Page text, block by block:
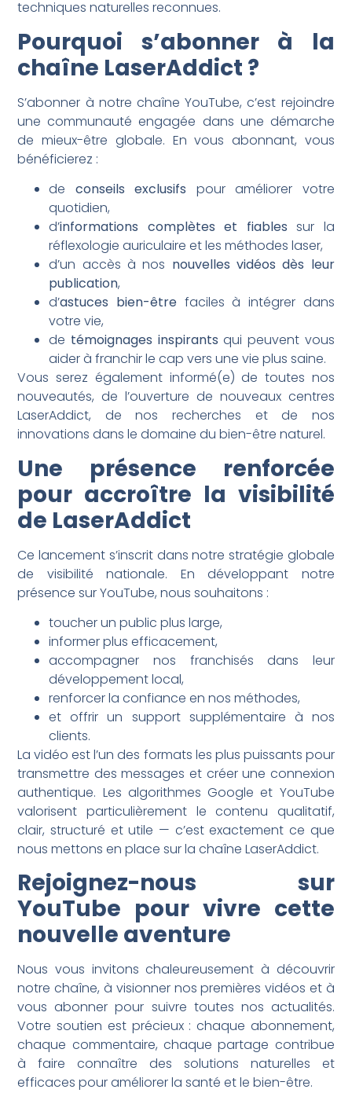
techniques naturelles reconnues.
Pourquoi s’abonner à la
chaîne LaserAddict ?
S’abonner à notre chaîne YouTube, c’est rejoindre
une communauté engagée dans une démarche
de mieux-être globale. En vous abonnant, vous
bénéficierez :
de conseils exclusifs pour améliorer votre
quotidien,
d’informations complètes et fiables sur la
réflexologie auriculaire et les méthodes laser,
d’un accès à nos nouvelles vidéos dès leur
publication,
d’astuces bien-être faciles à intégrer dans
votre vie,
de témoignages inspirants qui peuvent vous
aider à franchir le cap vers une vie plus saine.
Vous serez également informé(e) de toutes nos
nouveautés, de l’ouverture de nouveaux centres
LaserAddict, de nos recherches et de nos
innovations dans le domaine du bien-être naturel.
Une présence renforcée
pour accroître la visibilité
de LaserAddict
Ce lancement s’inscrit dans notre stratégie globale
de visibilité nationale. En développant notre
présence sur YouTube, nous souhaitons :
toucher un public plus large,
informer plus efficacement,
accompagner nos franchisés dans leur
développement local,
renforcer la confiance en nos méthodes,
et offrir un support supplémentaire à nos
clients.
La vidéo est l’un des formats les plus puissants pour
transmettre des messages et créer une connexion
authentique. Les algorithmes Google et YouTube
valorisent particulièrement le contenu qualitatif,
clair, structuré et utile — c’est exactement ce que
nous mettons en place sur la chaîne LaserAddict.
Rejoignez-nous sur
YouTube pour vivre cette
nouvelle aventure
Nous vous invitons chaleureusement à découvrir
notre chaîne, à visionner nos premières vidéos et à
vous abonner pour suivre toutes nos actualités.
Votre soutien est précieux : chaque abonnement,
chaque commentaire, chaque partage contribue
à faire connaître des solutions naturelles et
efficaces pour améliorer la santé et le bien-être.